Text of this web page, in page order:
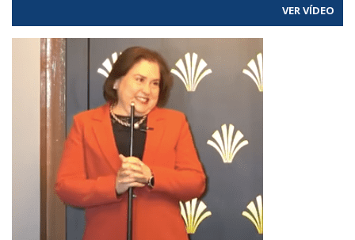
VER VÍDEO